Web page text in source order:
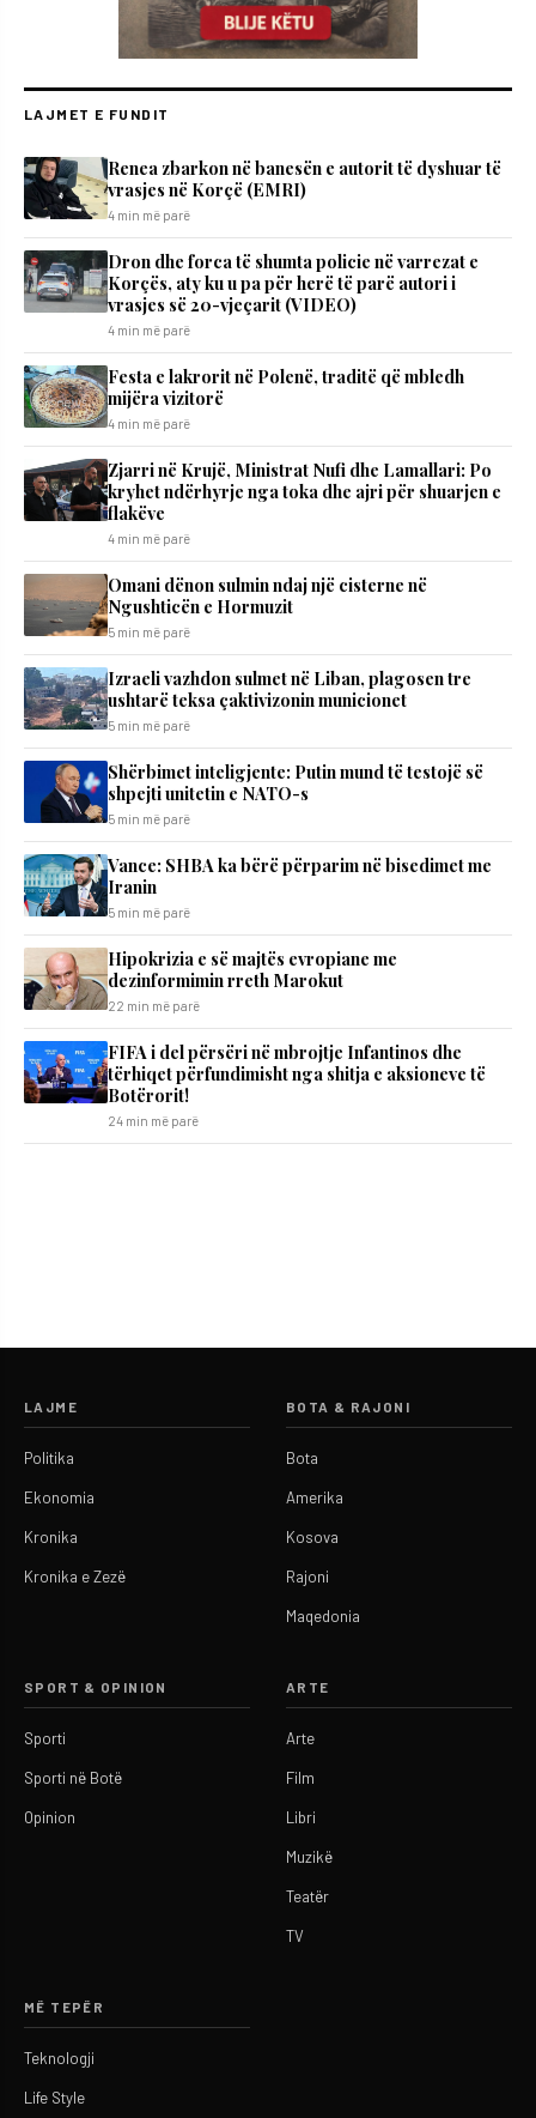
LAJMET E FUNDIT
Renea zbarkon në banesën e autorit të dyshuar të
vrasjes në Korçë (EMRI)
4 min më parë
Dron dhe forca të shumta policie në varrezat e
Korçës, aty ku u pa për herë të parë autori i
vrasjes së 20-vjeçarit (VIDEO)
4 min më parë
Festa e lakrorit në Polenë, traditë që mbledh
mijëra vizitorë
4 min më parë
Zjarri në Krujë, Ministrat Nufi dhe Lamallari: Po
kryhet ndërhyrje nga toka dhe ajri për shuarjen e
flakëve
4 min më parë
Omani dënon sulmin ndaj një cisterne në
Ngushticën e Hormuzit
5 min më parë
Izraeli vazhdon sulmet në Liban, plagosen tre
ushtarë teksa çaktivizonin municionet
5 min më parë
Shërbimet inteligjente: Putin mund të testojë së
shpejti unitetin e NATO-s
5 min më parë
Vance: SHBA ka bërë përparim në bisedimet me
Iranin
5 min më parë
Hipokrizia e së majtës evropiane me
dezinformimin rreth Marokut
22 min më parë
FIFA i del përsëri në mbrojtje Infantinos dhe
tërhiqet përfundimisht nga shitja e aksioneve të
Botërorit!
24 min më parë
LAJME
Politika
Ekonomia
Kronika
Kronika e Zezë
BOTA & RAJONI
Bota
Amerika
Kosova
Rajoni
Maqedonia
SPORT & OPINION
Sporti
Sporti në Botë
Opinion
ARTE
Arte
Film
Libri
Muzikë
Teatër
TV
MË TEPËR
Teknologji
Life Style